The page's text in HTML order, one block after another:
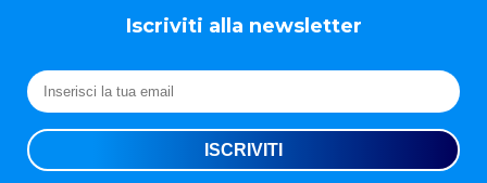
Iscriviti alla newsletter